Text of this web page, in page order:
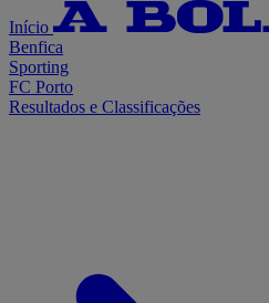
Início
Benfica
Sporting
FC Porto
Resultados e Classificações